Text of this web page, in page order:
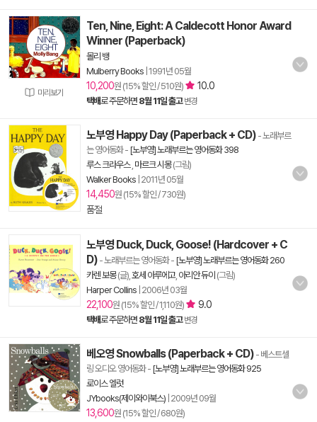
미리보기
Ten, Nine, Eight: A Caldecott Honor Award
Winner (Paperback)
몰리 뱅
Mulberry Books 1991년 05월
10,200원 (15% 할인 / 510원) 10.0
택배로 주문하면 8월 11일 출고 변경
노부영 Happy Day (Paperback + CD) - 노래부르
는 영어동화- [노부영] 노래부르는 영어동화 398
루스 크라우스, 마르크 시몽(그림)
Walker Books 2011년 05월
14,450원 (15% 할인 / 730원)
품절
노부영 Duck, Duck, Goose! (Hardcover + C
D) - 노래부르는 영어동화- [노부영] 노래부르는 영어동화 260
카렌 보몽(글), 호세 아루에고, 아리안 듀이 (그림)
Harper Collins 2006년 03월
22,100원 (15% 할인 / 1,110원) 9.0
택배로 주문하면 8월 11일 출고 변경
베오영 Snowballs (Paperback + CD) - 베스트셀
링 오디오 영어동화- [노부영] 노래부르는 영어동화 925
로이스 엘럿
JYbooks(제이와이북스) 2009년 09월
13,600원 (15% 할인 / 680원)